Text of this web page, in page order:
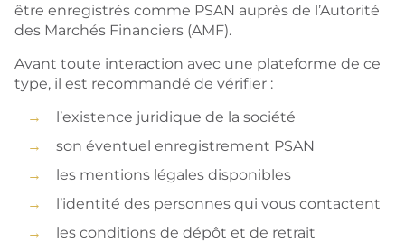
être enregistrés comme PSAN auprès de l’Autorité
des Marchés Financiers (AMF).
Avant toute interaction avec une plateforme de ce
type, il est recommandé de vérifier :
l’existence juridique de la société
son éventuel enregistrement PSAN
les mentions légales disponibles
l’identité des personnes qui vous contactent
les conditions de dépôt et de retrait